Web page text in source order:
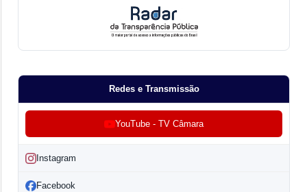
Redes e Transmissão
YouTube - TV Câmara
Instagram
Facebook